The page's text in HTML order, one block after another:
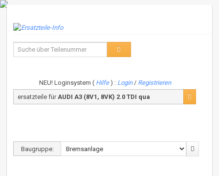
NEU! Loginsystem ( Hilfe) : Login/ Registrieren
ersatzteile fürAUDI A3 (8V1, 8VK) 2.0 TDI qua
Baugruppe: